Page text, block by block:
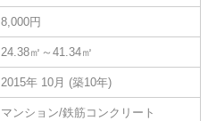
8,000円
24.38㎡～41.34㎡
2015年 10月 (築10年)
マンション/鉄筋コンクリート